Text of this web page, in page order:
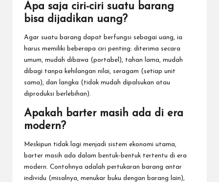
Apa saja ciri-ciri suatu barang
bisa dijadikan uang?
Agar suatu barang dapat berfungsi sebagai uang, ia
harus memiliki beberapa ciri penting: diterima secara
umum, mudah dibawa (portabel), tahan lama, mudah
dibagi tanpa kehilangan nilai, seragam (setiap unit
sama), dan langka (tidak mudah dipalsukan atau
diproduksi berlebihan).
Apakah barter masih ada di era
modern?
Meskipun tidak lagi menjadi sistem ekonomi utama,
barter masih ada dalam bentuk-bentuk tertentu di era
modern. Contohnya adalah pertukaran barang antar
individu (misalnya, menukar buku dengan barang lain),